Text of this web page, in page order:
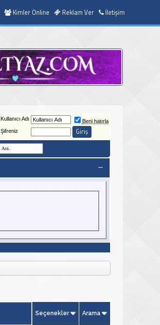
Kimler Online Reklam Ver İletişim
Kullanıcı Adı
Beni hatırla
Şifreniz
Seçenekler Arama